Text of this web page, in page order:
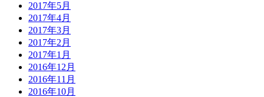
2017年5月
2017年4月
2017年3月
2017年2月
2017年1月
2016年12月
2016年11月
2016年10月